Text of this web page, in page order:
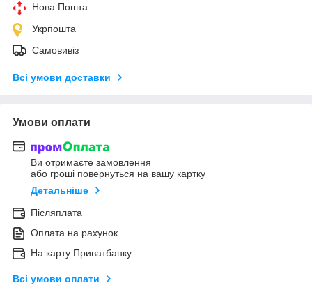
Нова Пошта
Укрпошта
Самовивіз
Всі умови доставки
Умови оплати
Ви отримаєте замовлення
або гроші повернуться на вашу картку
Детальніше
Післяплата
Оплата на рахунок
На карту Приватбанку
Всі умови оплати